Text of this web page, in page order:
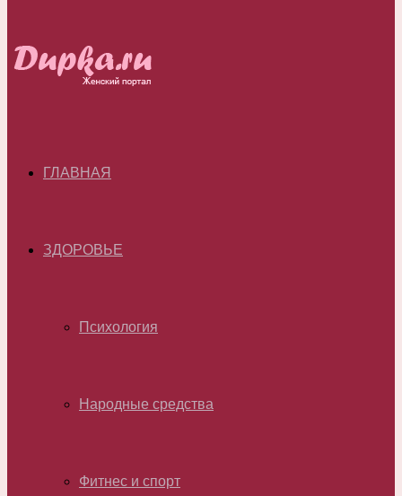
ГЛАВНАЯ
ЗДОРОВЬЕ
Психология
Народные средства
Фитнес и спорт